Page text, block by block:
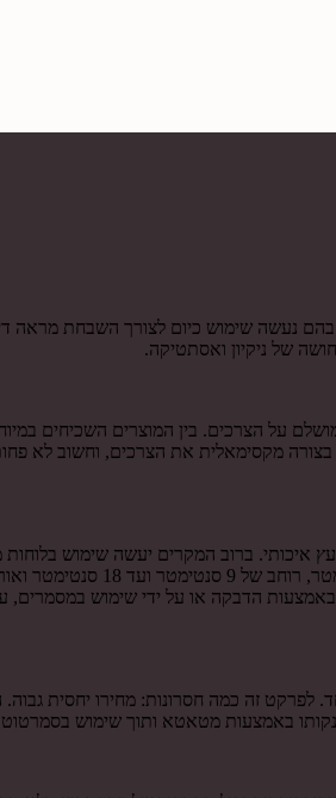
נעשה שימוש כיום לצורך השבחת מראה
של ניקיון ואסתטיקה.
על הצרכים. בין המוצרים השכיחים
מקסימאלית את הצרכים, וחשוב לא
איכותי. ברוב המקרים יעשה שימוש בלוחות
הדבקה או על ידי שימוש במסמרים,
לפרקט זה כמה חסרונות: מחירו יחסית
באמצעות מטאטא ותוך שימוש